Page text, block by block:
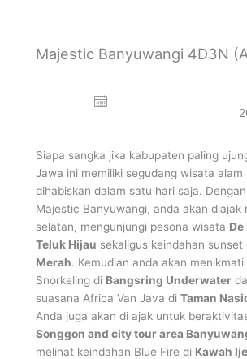
Majestic Banyuwangi 4D3N
Siapa sangka jika kabupaten paling
Jawa ini memiliki segudang wisata alam
dihabiskan dalam satu hari saja.
Majestic Banyuwangi, anda akan diajak
selatan, mengunjungi pesona wisata
Teluk Hijau sekaligus keindahan sunset
Merah. Kemudian anda akan menikmati
Snorkeling di Bangsring Underwater
suasana Africa Van Java di Taman
Anda juga akan di ajak untuk
Songgon and city tour area
melihat keindahan Blue Fire di Kawah